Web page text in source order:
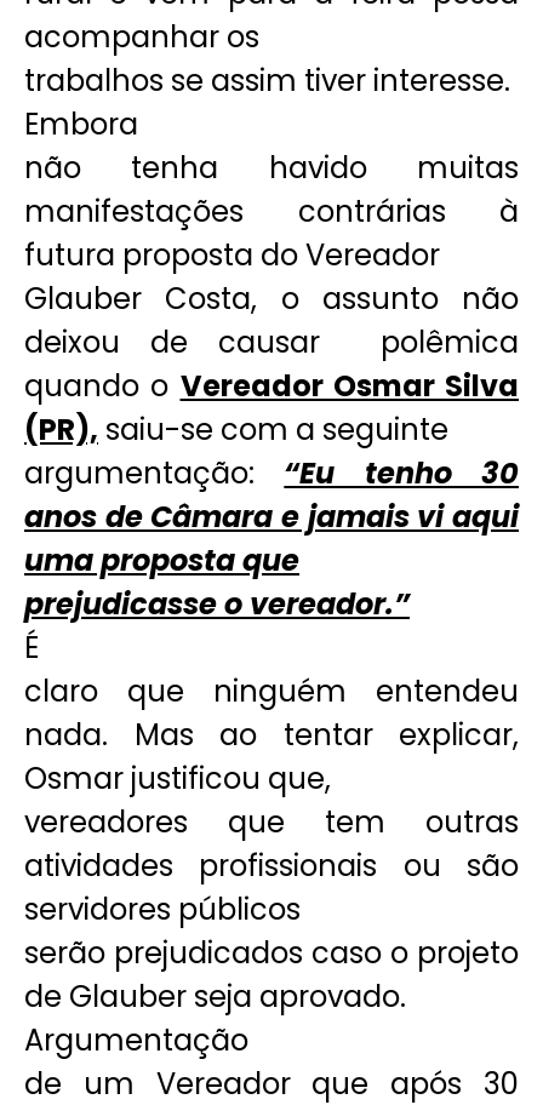
acompanhar os
trabalhos se assim tiver interesse.
Embora
não tenha havido muitas
manifestações contrárias à
futura proposta do Vereador
Glauber Costa, o assunto não
deixou de causar polêmica
quando o Vereador Osmar Silva
(PR), saiu-se com a seguinte
argumentação: “Eu tenho 30
anos de Câmara e jamais vi aqui
uma proposta que
prejudicasse o vereador.”
É
claro que ninguém entendeu
nada. Mas ao tentar explicar,
Osmar justificou que,
vereadores que tem outras
atividades profissionais ou são
servidores públicos
serão prejudicados caso o projeto
de Glauber seja aprovado.
Argumentação
de um Vereador que após 30